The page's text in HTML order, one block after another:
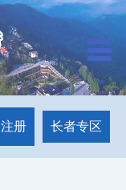
注册 长者专区